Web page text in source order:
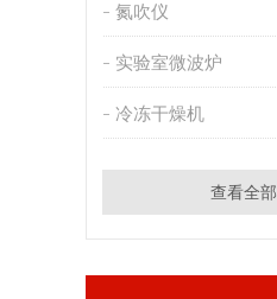
氮吹仪
实验室微波炉
冷冻干燥机
查看全部